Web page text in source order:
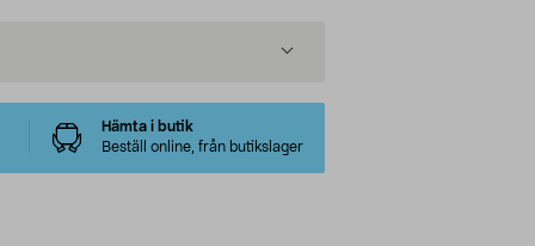
Hämta i butik
Beställ online, från butikslager